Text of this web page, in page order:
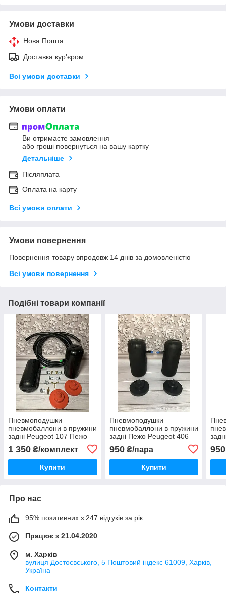
Умови доставки
Нова Пошта
Доставка кур'єром
Всі умови доставки
Умови оплати
Ви отримаєте замовлення
або гроші повернуться на вашу картку
Детальніше
Післяплата
Оплата на карту
Всі умови оплати
Умови повернення
Повернення товару впродовж 14 днів за домовленістю
Всі умови повернення
Подібні товари компанії
Пневмоподушки
пневмобаллони в пружини
задні Peugeot 107 Пежо
1 350 ₴/комплект
Купити
Пневмоподушки
пневмобаллони в пружини
задні Пежо Peugeot 406
950₴/пара
Купити
950
Про нас
95% позитивних з 247 відгуків за рік
Працює з 21.04.2020
м. Харків
вулиця Достоєвського, 5 Поштовий індекс 61009, Харків,
Україна
Контакти